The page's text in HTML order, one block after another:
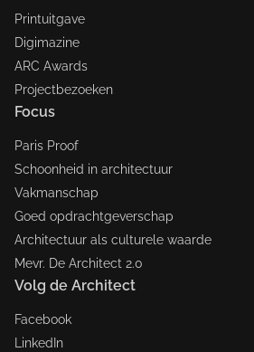
Printuitgave
Digimazine
ARC Awards
Projectbezoeken
Focus
Paris Proof
Schoonheid in architectuur
Vakmanschap
Goed opdrachtgeverschap
Architectuur als culturele waarde
Mevr. De Architect 2.0
Volg de Architect
Facebook
LinkedIn